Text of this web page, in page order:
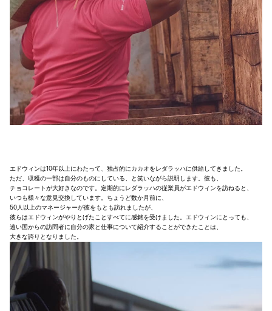
エドウィンは10年以上にわたって、独占的にカカオをレダラッハに供給してきました。
ただ、収穫の一部は自分のものにしている、と笑いながら説明します。彼も、
チョコレートが大好きなのです。定期的にレダラッハの従業員がエドウィンを訪ねると、
いつも様々な意見交換しています。ちょうど数か月前に、
50人以上のマネージャーが彼をもとも訪れましたが、
彼らはエドウィンがやりとげたことすべてに感銘を受けました。エドウィンにとっても、
遠い国からの訪問者に自分の家と仕事について紹介することができたことは、
大きな誇りとなりました。